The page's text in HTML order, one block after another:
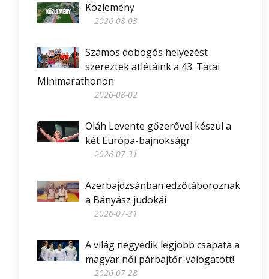
Közlemény
2026-08-03
Számos dobogós helyezést
szereztek atlétáink a 43. Tatai
Minimarathonon
2026-08-02
Oláh Levente gőzerővel készül a
két Európa-bajnokságr
2026-07-31
Azerbajdzsánban edzőtáboroznak
a Bányász judokái
2026-07-31
A világ negyedik legjobb csapata a
magyar női párbajtőr-válogatott!
2026-07-28